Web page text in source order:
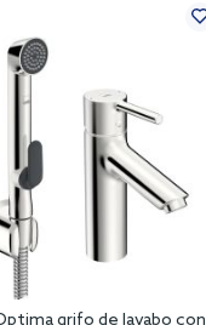
grifo de lavabo con